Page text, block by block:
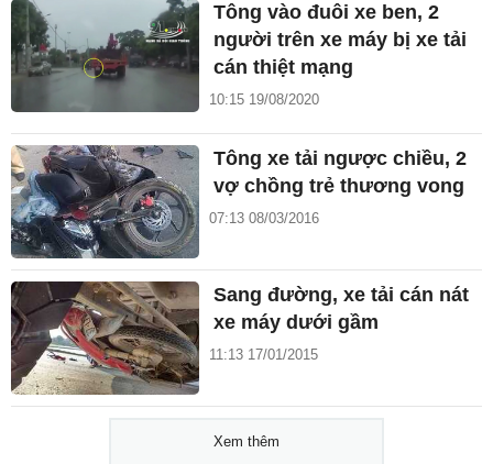
Tông vào đuôi xe ben, 2
người trên xe máy bị xe tải
cán thiệt mạng
10:15 19/08/2020
Tông xe tải ngược chiều, 2
vợ chồng trẻ thương vong
07:13 08/03/2016
Sang đường, xe tải cán nát
xe máy dưới gầm
11:13 17/01/2015
Xem thêm